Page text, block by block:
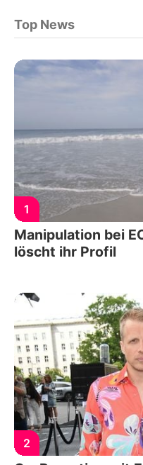
Top News
1
Manipulation bei
löscht ihr Profil
2